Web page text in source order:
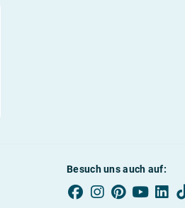
Besuch uns auch auf: